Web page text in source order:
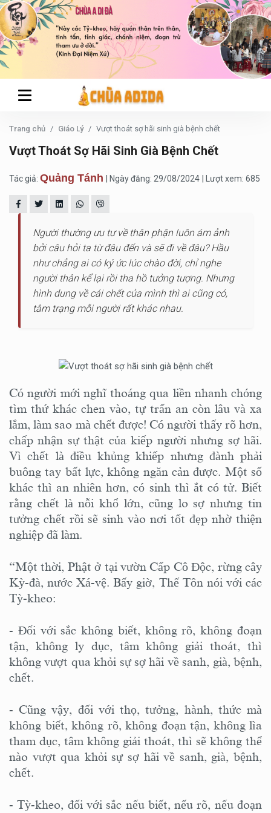
Trang chủ Giáo Lý Vượt thoát sợ hãi sinh già bệnh chết
Vượt Thoát Sợ Hãi Sinh Già Bệnh Chết
Tác giả: Quảng Tánh | Ngày đăng: 29/08/2024 | Lượt xem: 685
Người thường ưu tư về thân phận luôn ám ảnh
bởi câu hỏi ta từ đâu đến và sẽ đi về đâu? Hầu
như chẳng ai có ký ức lúc chào đời, chỉ nghe
người thân kể lại rồi tha hồ tưởng tượng. Nhưng
hình dung về cái chết của mình thì ai cũng có,
tâm trạng mỗi người rất khác nhau.
Có người mới nghĩ thoáng qua liền nhanh chóng
tìm thứ khác chen vào, tự trấn an còn lâu và xa
lắm, làm sao mà chết được! Có người thấy rõ hơn,
chấp nhận sự thật của kiếp người nhưng sợ hãi.
Vì chết là điều khủng khiếp nhưng đành phải
buông tay bất lực, không ngăn cản được. Một số
khác thì an nhiên hơn, có sinh thì ắt có tử. Biết
rằng chết là nỗi khổ lớn, cũng lo sợ nhưng tin
tưởng chết rồi sẽ sinh vào nơi tốt đẹp nhờ thiện
nghiệp đã làm.
“Một thời, Phật ở tại vườn Cấp Cô Độc, rừng cây
Kỳ-đà, nước Xá-vệ. Bấy giờ, Thế Tôn nói với các
Tỳ-kheo:
- Đối với sắc không biết, không rõ, không đoạn
tận, không ly dục, tâm không giải thoát, thì
không vượt qua khỏi sự sợ hãi về sanh, già, bệnh,
chết.
- Cũng vậy, đối với thọ, tưởng, hành, thức mà
không biết, không rõ, không đoạn tận, không lìa
tham dục, tâm không giải thoát, thì sẽ không thể
nào vượt qua khỏi sự sợ hãi về sanh, già, bệnh,
chết.
- Tỳ-kheo, đối với sắc nếu biết, nếu rõ, nếu đoạn